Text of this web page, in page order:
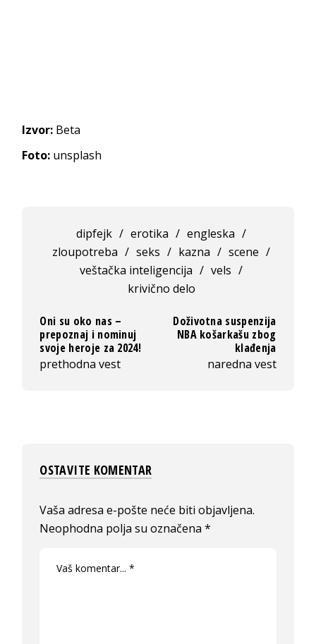
Izvor: Beta
Foto: unsplash
dipfejk / erotika / engleska /
zloupotreba / seks / kazna / scene /
veštačka inteligencija / vels /
krivično delo
Oni su oko nas –
prepoznaj i nominuj
svoje heroje za 2024!
prethodna vest
Doživotna suspenzija
NBA košarkašu zbog
klađenja
naredna vest
OSTAVITE KOMENTAR
Vaša adresa e-pošte neće biti objavljena.
Neophodna polja su označena*